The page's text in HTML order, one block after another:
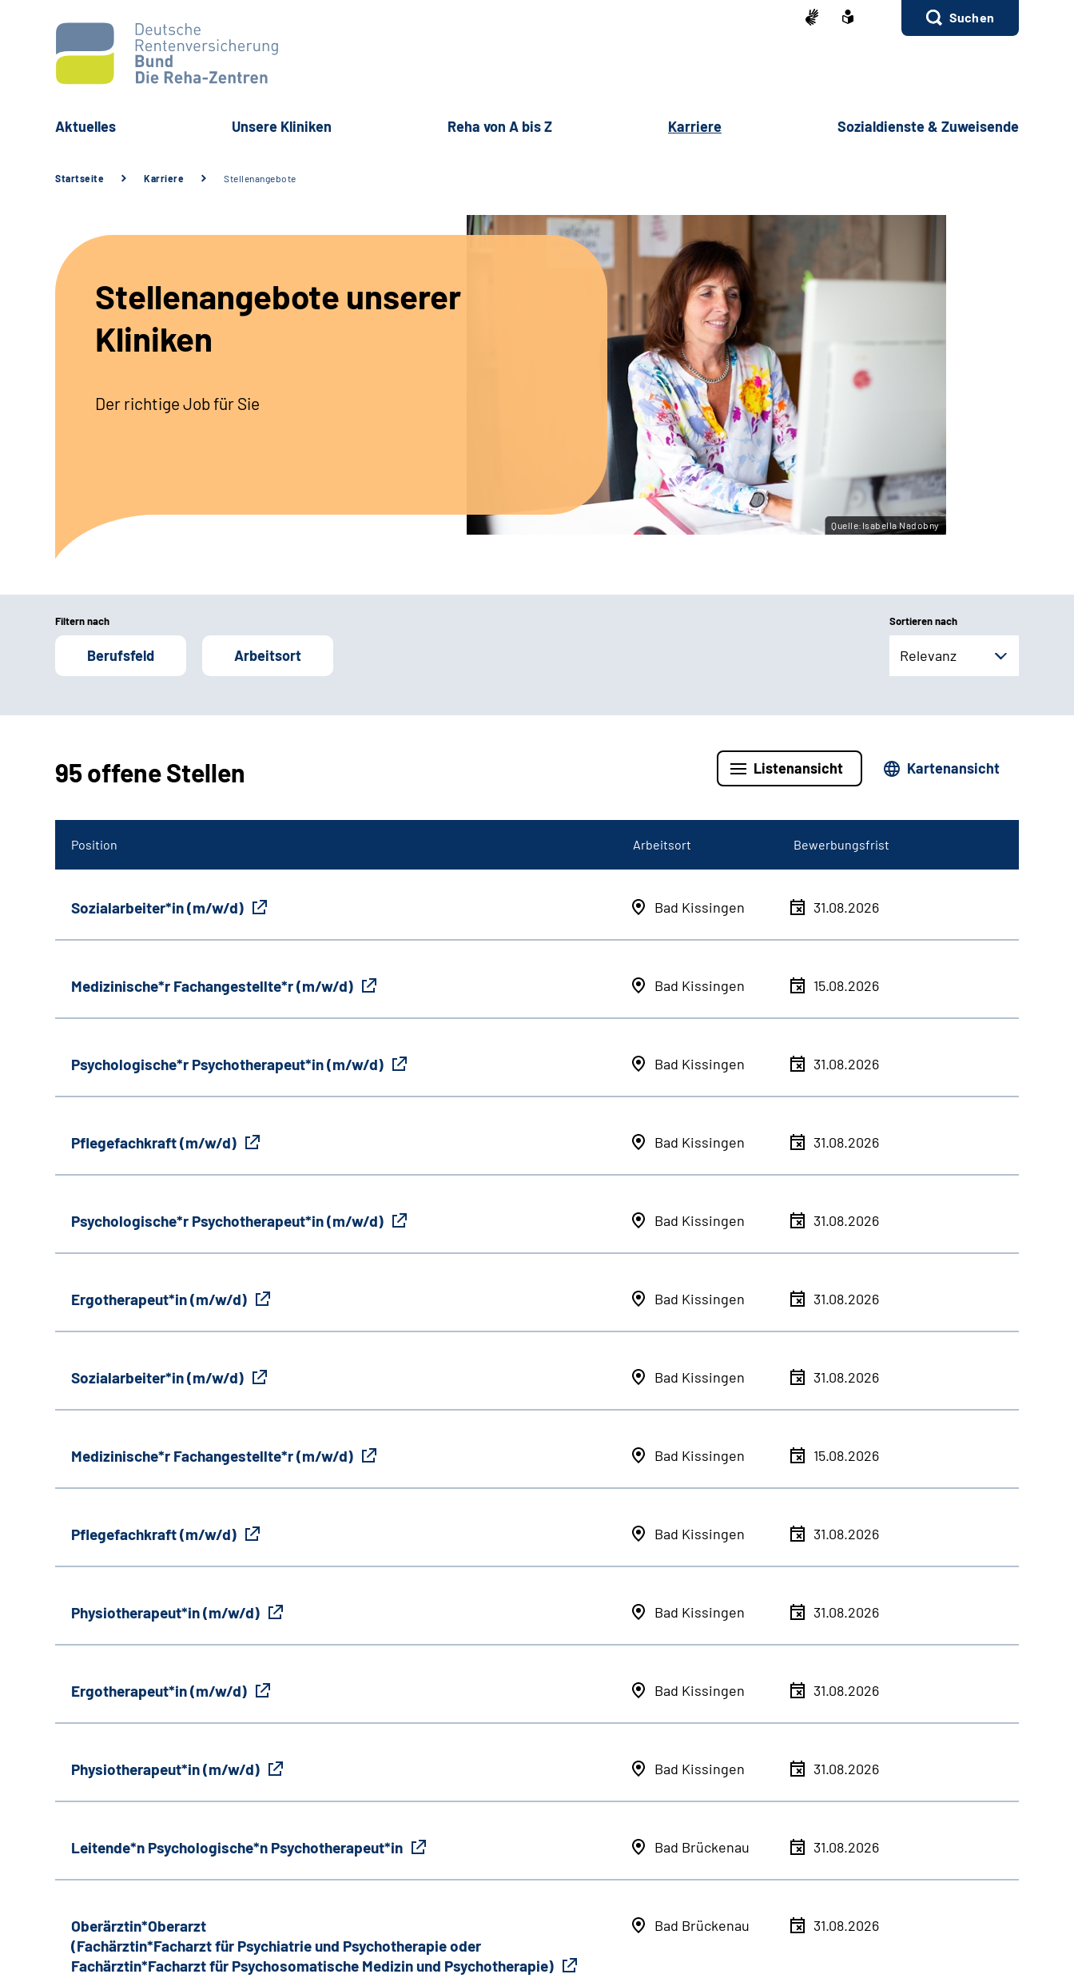
Suchen
Aktuelles Unsere Kliniken Reha von A bis Z Karriere Sozialdienste & Zuweisende
Startseite Karriere Stellenangebote
Stellenangebote unserer
Kliniken
Der richtige Job für Sie
Quelle:Isabella Nadobny
Filtern nach
Berufsfeld Arbeitsort
Sortieren nach
Relevanz
95 offene Stellen Listenansicht Kartenansicht
Position Arbeitsort Bewerbungsfrist
Sozialarbeiter*in (m/w/d) Bad Kissingen 31.08.2026
Medizinische*r Fachangestellte*r (m/w/d) Bad Kissingen 15.08.2026
Psychologische*r Psychotherapeut*in (m/w/d) Bad Kissingen 31.08.2026
Pflegefachkraft (m/w/d) Bad Kissingen 31.08.2026
Psychologische*r Psychotherapeut*in (m/w/d) Bad Kissingen 31.08.2026
Ergotherapeut*in (m/w/d) Bad Kissingen 31.08.2026
Sozialarbeiter*in (m/w/d) Bad Kissingen 31.08.2026
Medizinische*r Fachangestellte*r (m/w/d) Bad Kissingen 15.08.2026
Pflegefachkraft (m/w/d) Bad Kissingen 31.08.2026
Physiotherapeut*in (m/w/d) Bad Kissingen 31.08.2026
Ergotherapeut*in (m/w/d) Bad Kissingen 31.08.2026
Physiotherapeut*in (m/w/d) Bad Kissingen 31.08.2026
Leitende*n Psychologische*n Psychotherapeut*in Bad Brückenau 31.08.2026
Oberärztin*Oberarzt
(Fachärztin*Facharzt für Psychiatrie und Psychotherapie oder
Fachärztin*Facharzt für Psychosomatische Medizin und Psychotherapie)
Bad Brückenau 31.08.2026